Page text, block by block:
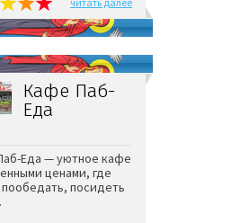
Кафе Паб-
Еда
Еда — уютное кафе
ценами, где
посидеть